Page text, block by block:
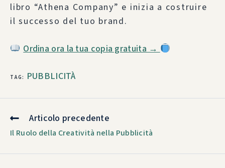
libro “Athena Company” e inizia a costruire
il successo del tuo brand.
Ordina ora la tua copia gratuita →
TAG : PUBBLICITÀ
Articolo precedente
Il Ruolo della Creatività nella Pubblicità